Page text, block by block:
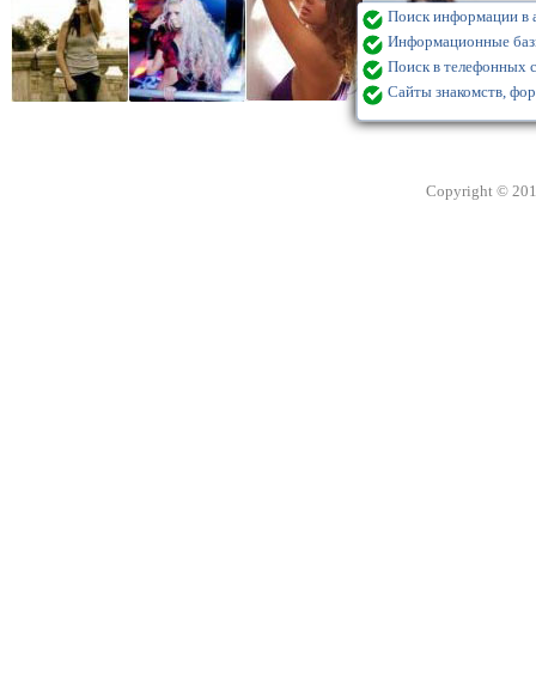
Поиск информации в
Информационные
Поиск в телефонных
Сайты знакомств,
Copyright ©